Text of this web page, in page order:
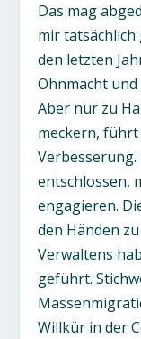
Das mag
mir
den letzten
Ohnmacht
Aber nur zu
meckern,
Verbesserung.
entschlossen,
engagieren.
den Händen
Verwaltens
geführt.
Willkür in der